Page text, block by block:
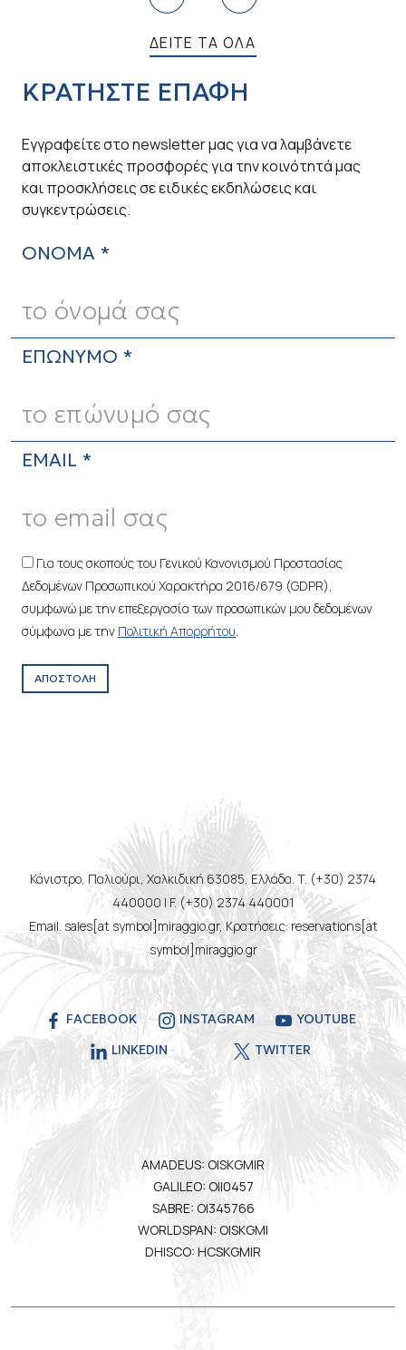
ΔΕΙΤΕ ΤΑ ΟΛΑ
ΚΡΑΤΗΣΤΕ ΕΠΑΦΗ
Εγγραφείτε στο newsletter μας για να λαμβάνετε
αποκλειστικές προσφορές για την κοινότητά μας
και προσκλήσεις σε ειδικές εκδηλώσεις και
συγκεντρώσεις.
ΟΝΟΜΑ *
ΕΠΩΝΥΜΟ *
EMAIL *
Για τους σκοπούς του Γενικού Κανονισμού Προστασίας
Δεδομένων Προσωπικού Χαρακτήρα 2016/679 (GDPR),
συμφωνώ με την επεξεργασία των προσωπικών μου δεδομένων
σύμφωνα με την Πολιτική Απορρήτου.
ΑΠΟΣΤΟΛΗ
Κάνιστρο, Παλιούρι, Χαλκιδική 63085, Ελλάδα. T. (+30) 2374
440000 | F. (+30) 2374 440001
Email. sales[at symbol]miraggio.gr, Κρατήσεις: reservations[at
symbol]miraggio.gr
FACEBOOK INSTAGRAM
YOUTUBE
LINKEDIN
TWITTER
AMADEUS: OISKGMIR
GALILEO: OII0457
SABRE: OI345766
WORLDSPAN: OISKGMI
DHISCO: HCSKGMIR